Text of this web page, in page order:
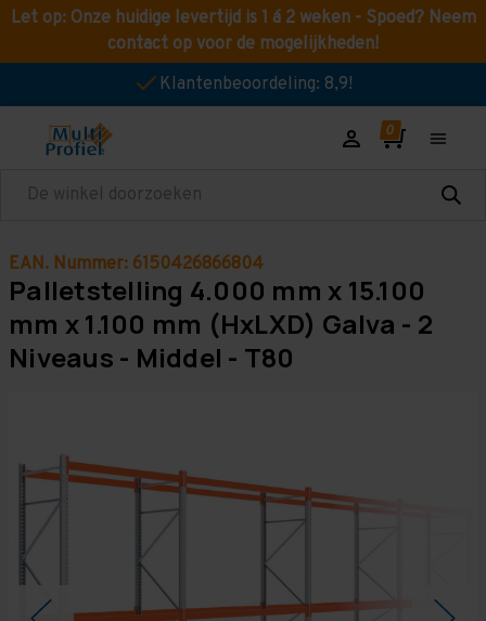
Let op: Onze huidige levertijd is 1 á 2 weken - Spoed? Neem
contact op voor de mogelijkheden!
Klantenbeoordeling: 8,9!
Zoeken
EAN. Nummer: 6150426866804
Palletstelling 4.000 mm x 15.100
mm x 1.100 mm (HxLXD) Galva - 2
Niveaus - Middel - T80